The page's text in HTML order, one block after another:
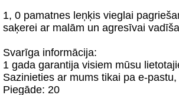
1, 0 pamatnes leņķis vieglai
saķerei ar malām un agresīvai
Svarīga informācija:
1 gada garantija visiem mūsu
Sazinieties ar mums tikai pa e-
Piegāde: 20